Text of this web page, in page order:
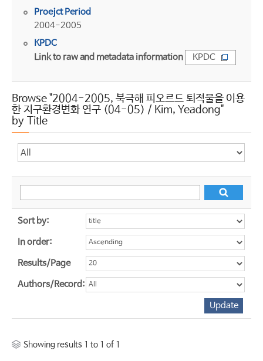
Proejct Period
2004-2005
KPDC
Link to raw and metadata information
KPDC
Browse "2004-2005, 북극해 피오르드 퇴적물을 이용
한 지구환경변화 연구 (04-05) / Kim, Yeadong"
by Title
Sort by:
In order:
Results/Page
Authors/Record:
Showing results 1 to 1 of 1